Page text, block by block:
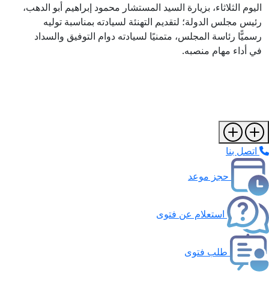
اليوم الثلاثاء، بزيارة السيد المستشار محمود إبراهيم أبو الدهب،
رئيس مجلس الدولة؛ لتقديم التهنئة لسيادته بمناسبة توليه
رسميًّا رئاسة المجلس، متمنيًا لسيادته دوام التوفيق والسداد
في أداء مهام منصبه.
اتصل بنا
حجز موعد
استعلام عن فتوى
طلب فتوى